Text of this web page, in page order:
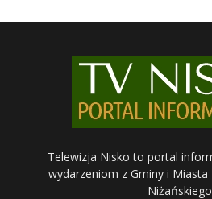
Telewizja Nisko to portal
wydarzeniom z Gminy i